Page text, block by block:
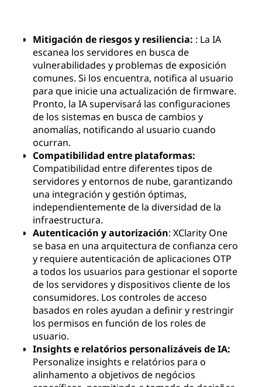
Mitigación de riesgos y resiliencia: : La IA
escanea los servidores en busca de
vulnerabilidades y problemas de exposición
comunes. Si los encuentra, notifica al usuario
para que inicie una actualización de firmware.
Pronto, la IA supervisará las configuraciones
de los sistemas en busca de cambios y
anomalías, notificando al usuario cuando
ocurran.
Compatibilidad entre plataformas:
Compatibilidad entre diferentes tipos de
servidores y entornos de nube, garantizando
una integración y gestión óptimas,
independientemente de la diversidad de la
infraestructura.
Autenticación y autorización: XClarity One
se basa en una arquitectura de confianza cero
y requiere autenticación de aplicaciones OTP
a todos los usuarios para gestionar el soporte
de los servidores y dispositivos cliente de los
consumidores. Los controles de acceso
basados en roles ayudan a definir y restringir
los permisos en función de los roles de
usuario.
Insights e relatórios personalizáveis de IA:
Personalize insights e relatórios para o
alinhamento a objetivos de negócios